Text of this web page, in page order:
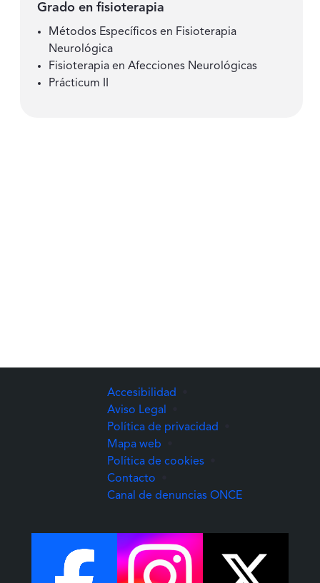
Grado en fisioterapia
Métodos Específicos en Fisioterapia
Neurológica
Fisioterapia en Afecciones Neurológicas
Prácticum II
Accesibilidad
Aviso Legal
Política de privacidad
Mapa web
Política de cookies
Contacto
Canal de denuncias ONCE(Abre una